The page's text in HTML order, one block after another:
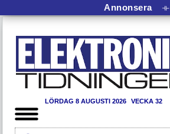
Annonsera ⟛
LÖRDAG 8 AUGUSTI 2026 VECKA 32